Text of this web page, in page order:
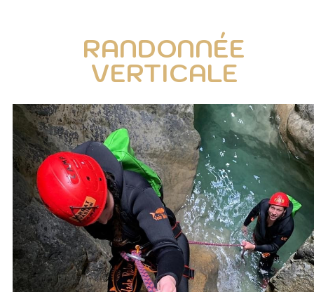
RANDONNÉE
VERTICALE